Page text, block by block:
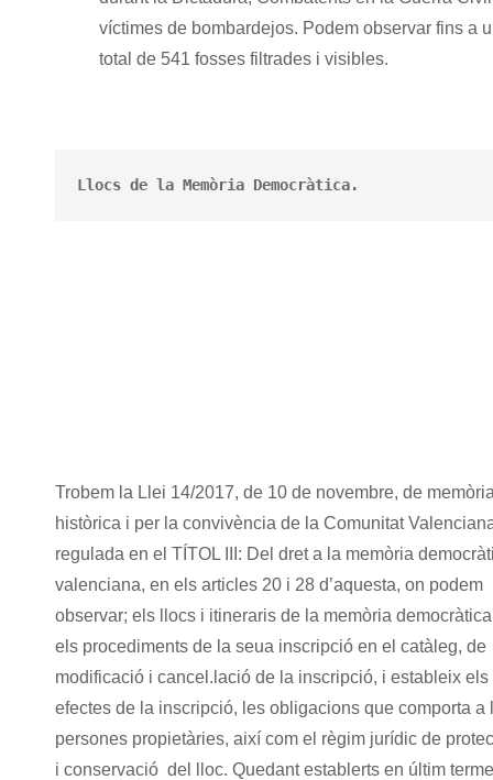
víctimes de bombardejos. Podem observar fins a
total de 541 fosses filtrades i visibles.
Llocs de la Memòria Democràtica.
Trobem la Llei 14/2017, de 10 de novembre, de
històrica i per la convivència de la Comunitat
regulada en el TÍTOL III: Del dret a la memòria
valenciana, en els articles 20 i 28 d’aquesta, on podem
observar; els llocs i itineraris de la memòria
els procediments de la seua inscripció en el catàleg, de
modificació i cancel.lació de la inscripció, i estableix els
efectes de la inscripció, les obligacions que comporta a
persones propietàries, així com el règim jurídic de
i conservació del lloc. Quedant establerts en últim